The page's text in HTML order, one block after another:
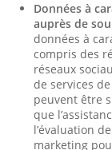
Données à
auprès de
données à
compris des
réseaux
de services
peuvent être
que
l’évaluation
marketing